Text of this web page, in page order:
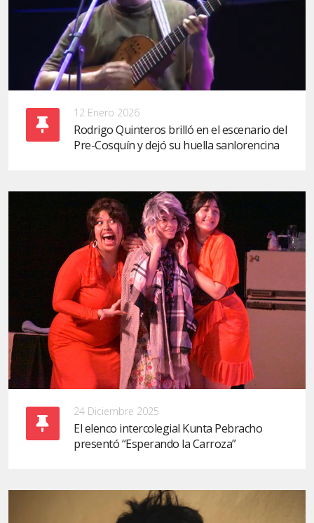
12 Enero 2026
Rodrigo Quinteros brilló en el escenario del
Pre-Cosquín y dejó su huella sanlorencina
24 Diciembre 2025
El elenco intercolegial Kunta Pebracho
presentó “Esperando la Carroza”